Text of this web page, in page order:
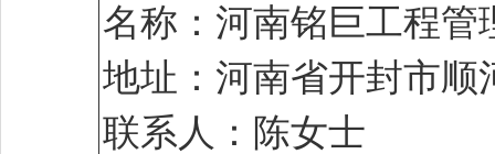
名称：河南铭巨工程管
地址：河南省开封市
联系人：陈女士